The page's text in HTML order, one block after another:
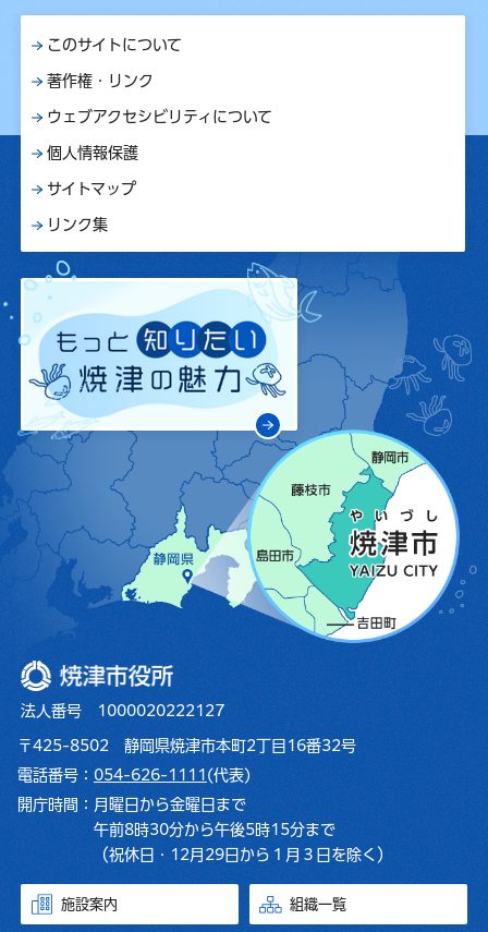
このサイトについて
著作権・リンク
ウェブアクセシビリティについて
個人情報保護
サイトマップ
リンク集
焼津市役所
法人番号 1000020222127
〒425-8502 静岡県焼津市本町2丁目16番32号
電話番号： 054-626-1111 (代表)
開庁時間： 月曜日から金曜日まで
午前8時30分から午後5時15分まで
（祝休日・12月29日から１月３日を除く）
施設案内 組織一覧